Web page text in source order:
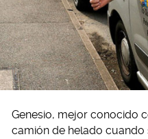
Genesio, mejor conocido
camión de helado cuando